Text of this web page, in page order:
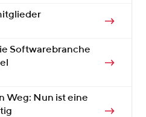
Softwarebranche
Weg: Nun ist eine